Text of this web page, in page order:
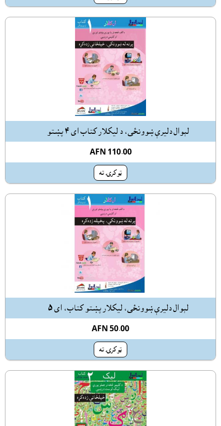
لېوال دليرې ښوونځى، د ليکلار کتاب اى ٤ پښتو
AFN 110.00
ټوکرۍ ته
لېوال دليرې ښوونځى، ليکلار پښتو کتاب، اى ٥
AFN 50.00
ټوکرۍ ته